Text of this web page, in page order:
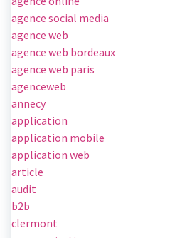
agence social media
agence web
agence web bordeaux
agence web paris
agenceweb
annecy
application
application mobile
application web
article
audit
b2b
clermont